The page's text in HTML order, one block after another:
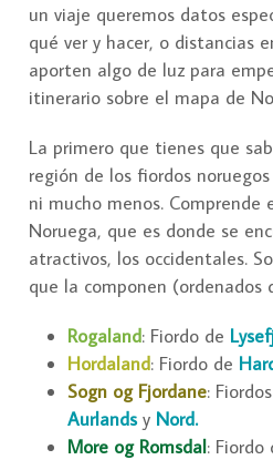
un viaje queremos datos
qué ver y hacer, o distancias
aporten algo de luz para
itinerario sobre el mapa de
La primero que tienes que
región de los fiordos
ni mucho menos. Comprende
Noruega, que es donde se
atractivos, los occidentales.
que la componen (ordenados
Rogaland: Fiordo de
Hordaland: Fiordo de
Sogn og Fjordane:
Aurlandsy Nord.
More og Romsdal: Fiordo